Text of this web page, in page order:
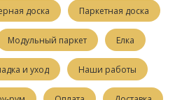
доска Паркетная доска
Модульный паркет Елка
и уход Наши работы